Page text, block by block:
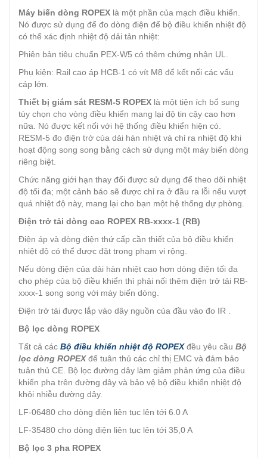
Máy biến dòng ROPEX là một phần của mạch điều khiển.
Nó được sử dụng để đo dòng điện để bộ điều khiển nhiệt độ
có thể xác định nhiệt độ dải tản nhiệt:
Phiên bản tiêu chuẩn PEX-W5 có thêm chứng nhận UL.
Phụ kiện: Rail cao áp HCB-1 có vít M8 để kết nối các vấu
cáp lớn.
Thiết bị giám sát RESM-5 ROPEX là một tiện ích bổ sung
tùy chọn cho vòng điều khiển mang lại độ tin cậy cao hơn
nữa. Nó được kết nối với hệ thống điều khiển hiện có.
RESM-5 đo điện trở của dải hàn nhiệt và chỉ ra nhiệt độ khi
hoạt động song song bằng cách sử dụng một máy biến dòng
riêng biệt.
Chức năng giới hạn thay đổi được sử dụng để theo dõi nhiệt
độ tối đa; một cảnh báo sẽ được chỉ ra ở đầu ra lỗi nếu vượt
quá nhiệt độ này, mang lại cho bạn một hệ thống dự phòng.
Điện trở tải dòng cao ROPEX RB-xxxx-1 (RB)
Điện áp và dòng điện thứ cấp cần thiết của bộ điều khiển
nhiệt độ có thể được đặt trong phạm vi rộng.
Nếu dòng điện của dải hàn nhiệt cao hơn dòng điện tối đa
cho phép của bộ điều khiển thì phải nối thêm điện trở tải RB-
xxxx-1 song song với máy biến dòng.
Điện trở tải được lắp vào dây nguồn của đầu vào đo IR .
Bộ lọc dòng ROPEX
Tất cả các Bộ điều khiển nhiệt độ ROPEXđều yêu cầu Bộ
lọc dòng ROPEXđể tuân thủ các chỉ thị EMC và đảm bảo
tuân thủ CE. Bộ lọc đường dây làm giảm phản ứng của điều
khiển pha trên đường dây và bảo vệ bộ điều khiển nhiệt độ
khỏi nhiễu đường dây.
LF-06480 cho dòng điện liên tục lên tới 6.0 A
LF-35480 cho dòng điện liên tục lên tới 35,0 A
Bộ lọc 3 pha ROPEX